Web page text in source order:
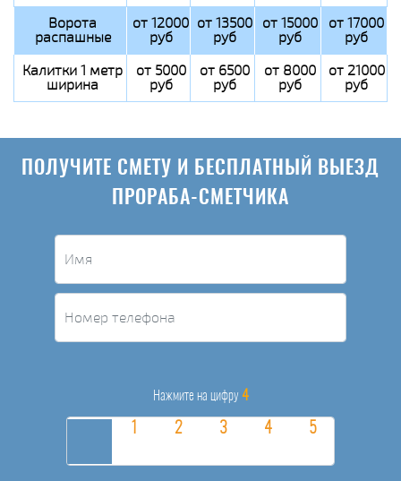
Ворота
распашные
от 12000
руб
от 13500
руб
от 15000
руб
от 17000
руб
Калитки 1 метр
ширина
от 5000
руб
от 6500
руб
от 8000
руб
от 21000
руб
ПОЛУЧИТЕ СМЕТУ И БЕСПЛАТНЫЙ ВЫЕЗД
ПРОРАБА-СМЕТЧИКА
Нажмите на цифру 4